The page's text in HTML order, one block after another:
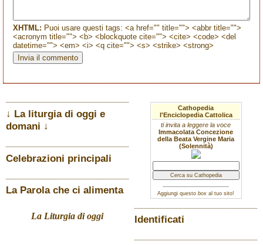
XHTML: Puoi usare questi tags: <a href="" title=""> <abbr title="">
<acronym title=""> <b> <blockquote cite=""> <cite> <code> <del
datetime=""> <em> <i> <q cite=""> <s> <strike> <strong>
↓ La liturgia di oggi e
domani ↓
Celebrazioni principali
La Parola che ci alimenta
La Liturgia di oggi
Cathopedia
l'Enciclopedia Cattolica
ti invita a leggere la voce
Immacolata Concezione
della Beata Vergine Maria
(Solennità)
Aggiungi questo box al tuo sito!
Identificati